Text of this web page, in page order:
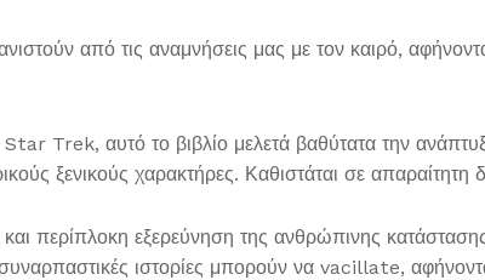
από τις αναμνήσεις μας με τον καιρό,
Trek, αυτό το βιβλίο μελετά βαθύτατα την
ξενικούς χαρακτήρες. Καθιστάται σε απαραίτητη
περίπλοκη εξερεύνηση της ανθρώπινης
ιστορίες μπορούν να vacillate,